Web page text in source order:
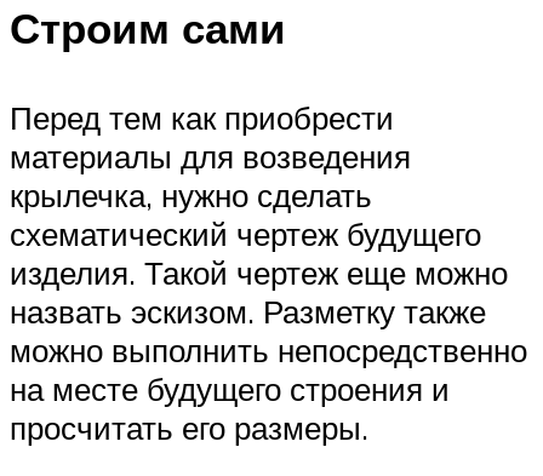
Строим сами
Перед тем как приобрести
материалы для возведения
крылечка, нужно сделать
схематический чертеж будущего
изделия. Такой чертеж еще можно
назвать эскизом. Разметку также
можно выполнить непосредственно
на месте будущего строения и
просчитать его размеры.